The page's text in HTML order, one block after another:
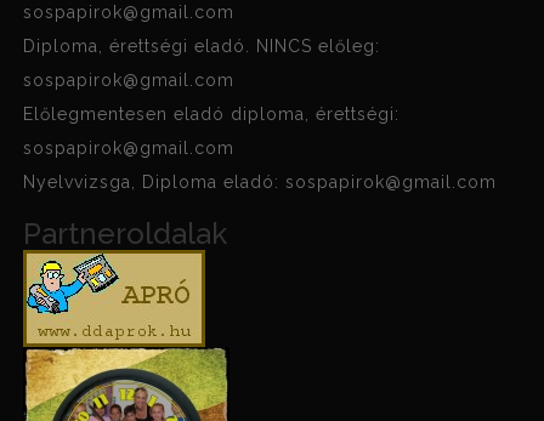
sospapirok@gmail.com
Diploma, érettségi eladó. NINCS előleg:
sospapirok@gmail.com
Előlegmentesen eladó diploma, érettségi:
sospapirok@gmail.com
Nyelvvizsga, Diploma eladó: sospapirok@gmail.com
Partneroldalak